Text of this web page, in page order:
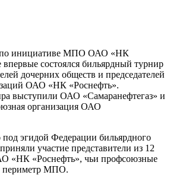
по инициативе МПО ОАО «НК
впервые состоялся бильярдный турнир
дочерних обществ и председателей
ОАО «НК «Роснефть».
выступили ОАО «Самаранефтегаз» и
организация ОАО
эгидой Федерации бильярдного
участие представители из 12
«НК «Роснефть», чьи профсоюзные
периметр МПО.